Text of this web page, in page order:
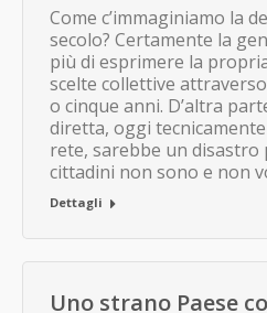
Come c’immaginiamo la
secolo? Certamente la
più di esprimere la
scelte collettive
o cinque anni. D’altra
diretta, oggi
rete, sarebbe un disastro
cittadini non sono e non
Dettagli
Uno strano Paese